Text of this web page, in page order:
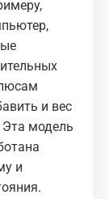
и вес
Эта модель
и